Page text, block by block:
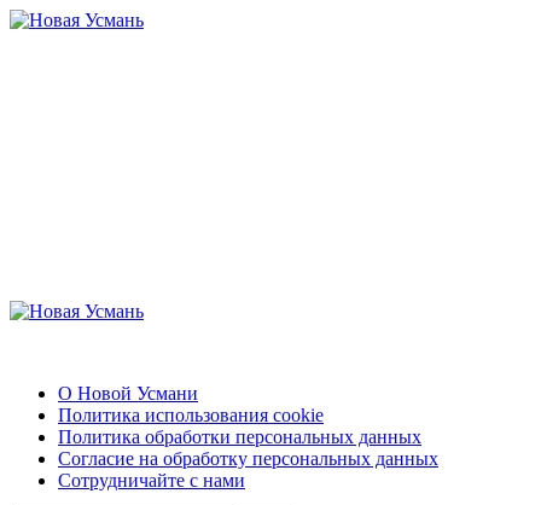
Перейти
Основное
О Новой Усмани
Политика использования cookie
Политика обработки персональных данных
Согласие на обработку персональных данных
Сотрудничайте с нами